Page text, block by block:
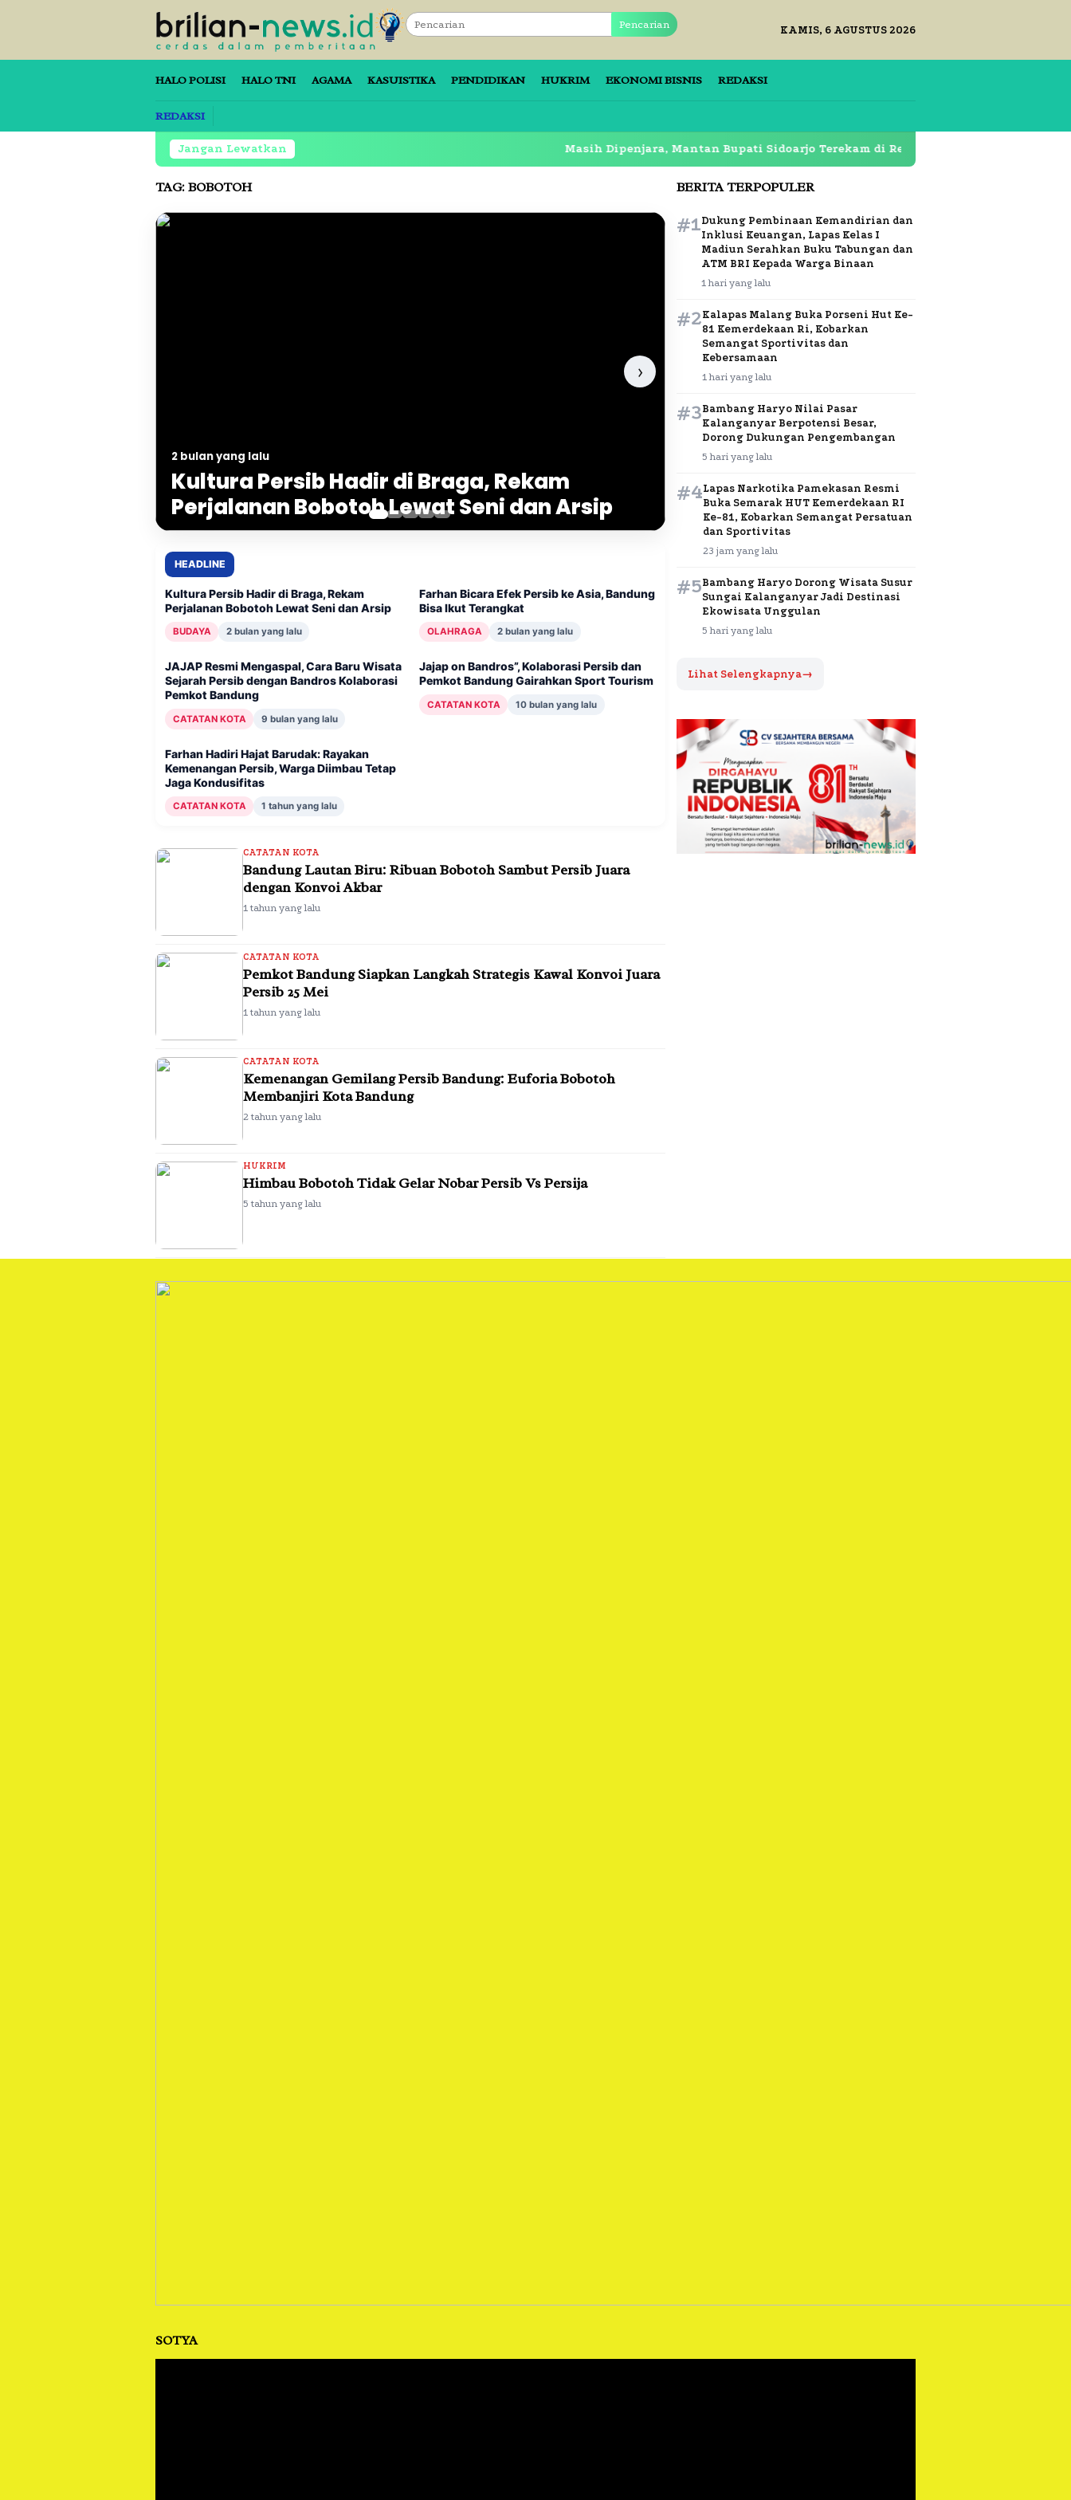
Pencarian KAMIS, 6 AGUSTUS 2026
HALO POLISI HALO TNI AGAMA KASUISTIKA PENDIDIKAN HUKRIM EKONOMI BISNIS REDAKSI
REDAKSI
Jangan Lewatkan Masih Dipenjara, Mantan Bupati Sidoarjo Terekam di Restoran Lapas Klas 1 Surabaya
TAG: BOBOTOH
Kultura Persib Hadir di Braga,
Rekam Perjalanan Bobotoh Lewat
Seni dan Arsip
2 bulan yang lalu
Farhan Bicara Efek Persib ke Asia, Bandung
Bisa Ikut Terangkat
9 bulan yang lalu
JAJAP Resmi Mengaspal, Cara Baru Wisata
Sejarah Persib dengan Bandros Kolaborasi
10 bulan yang lalu
Jajap on Bandros”, Kolaborasi Persib
dan Pemkot Bandung Gairahkan Sport
1 tahun yang lalu
Farhan Hadiri Hajat Barudak: Rayakan
Kemenangan Persib, Warga Diimbau Tetap
HEADLINE
Kultura Persib Hadir di Braga, Rekam
Perjalanan Bobotoh Lewat Seni dan Arsip
BUDAYA 2 bulan yang lalu
Farhan Bicara Efek Persib ke Asia, Bandung
Bisa Ikut Terangkat
OLAHRAGA 2 bulan yang lalu
JAJAP Resmi Mengaspal, Cara Baru Wisata
Sejarah Persib dengan Bandros Kolaborasi
Pemkot Bandung
CATATAN KOTA 9 bulan yang lalu
Jajap on Bandros”, Kolaborasi Persib dan
Pemkot Bandung Gairahkan Sport Tourism
CATATAN KOTA 10 bulan yang lalu
Farhan Hadiri Hajat Barudak: Rayakan
Kemenangan Persib, Warga Diimbau Tetap
Jaga Kondusifitas
CATATAN KOTA 1 tahun yang lalu
CATATAN KOTA
Bandung Lautan Biru: Ribuan Bobotoh Sambut Persib Juara
dengan Konvoi Akbar
1 tahun yang lalu
CATATAN KOTA
Pemkot Bandung Siapkan Langkah Strategis Kawal Konvoi Juara
Persib 25 Mei
1 tahun yang lalu
CATATAN KOTA
Kemenangan Gemilang Persib Bandung: Euforia Bobotoh
Membanjiri Kota Bandung
2 tahun yang lalu
HUKRIM
Himbau Bobotoh Tidak Gelar Nobar Persib Vs Persija
5 tahun yang lalu
BERITA TERPOPULER
#1Dukung Pembinaan Kemandirian dan
Inklusi Keuangan, Lapas Kelas I
Madiun Serahkan Buku Tabungan dan
ATM BRI Kepada Warga Binaan
1 hari yang lalu
#2Kalapas Malang Buka Porseni Hut Ke-
81 Kemerdekaan Ri, Kobarkan
Semangat Sportivitas dan
Kebersamaan
1 hari yang lalu
#3Bambang Haryo Nilai Pasar
Kalanganyar Berpotensi Besar,
Dorong Dukungan Pengembangan
5 hari yang lalu
#4Lapas Narkotika Pamekasan Resmi
Buka Semarak HUT Kemerdekaan RI
Ke-81, Kobarkan Semangat Persatuan
dan Sportivitas
23 jam yang lalu
#5Bambang Haryo Dorong Wisata Susur
Sungai Kalanganyar Jadi Destinasi
Ekowisata Unggulan
5 hari yang lalu
Lihat Selengkapnya→
SOTYA